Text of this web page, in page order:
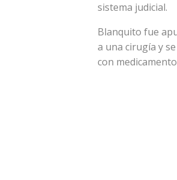
sistema judicial.
Blanquito fue
a una cirugía y
con